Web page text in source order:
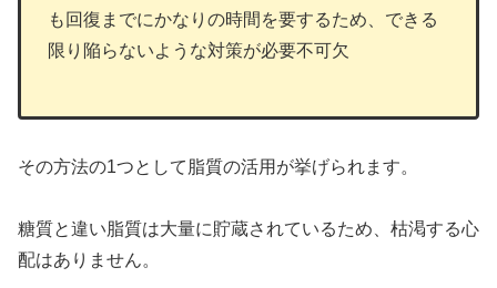
も回復までにかなりの時間を要するため、できる
限り陥らないような対策が必要不可欠
その方法の1つとして脂質の活用が挙げられます。
糖質と違い脂質は大量に貯蔵されているため、枯渇する心
配はありません。